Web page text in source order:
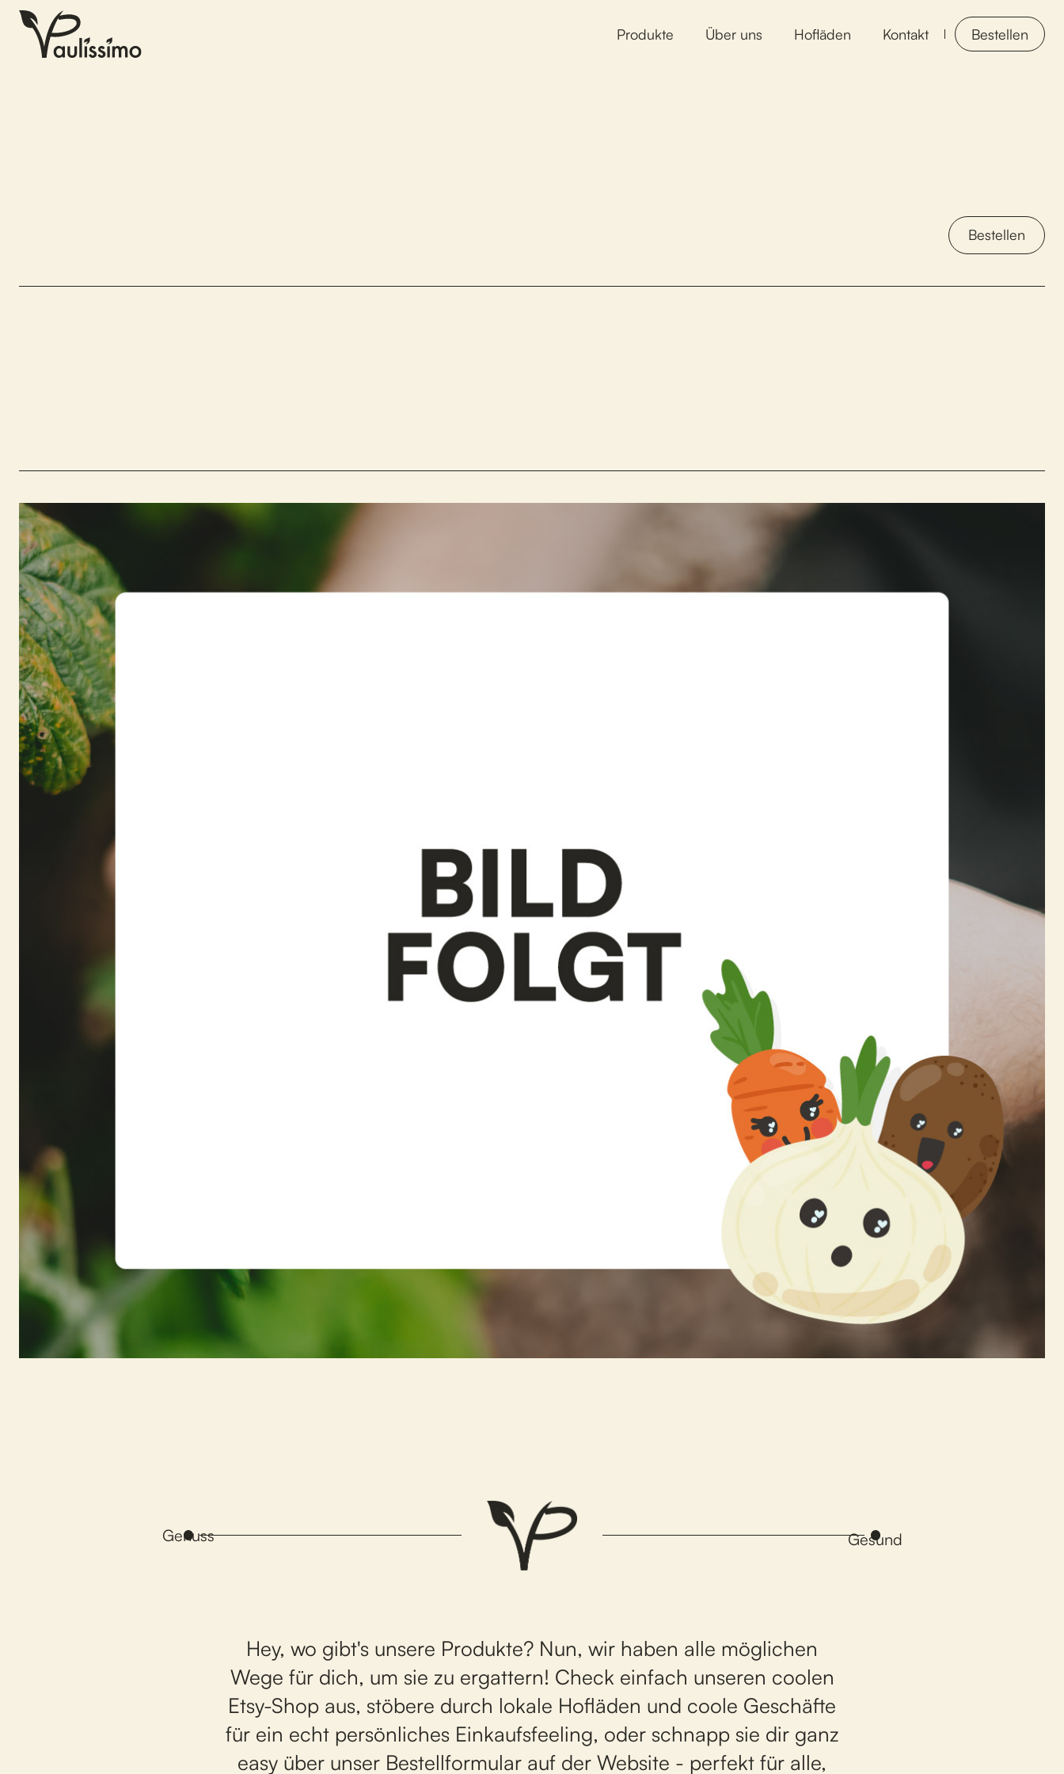
Produkte Über uns Hofläden Kontakt Bestellen
Bestellen
Genuss Gesund
Hey, wo gibt's unsere Produkte? Nun, wir haben alle möglichen
Wege für dich, um sie zu ergattern! Check einfach unseren coolen
Etsy-Shop aus, stöbere durch lokale Hofläden und coole Geschäfte
für ein echt persönliches Einkaufsfeeling, oder schnapp sie dir ganz
easy über unser Bestellformular auf der Website - perfekt für alle,